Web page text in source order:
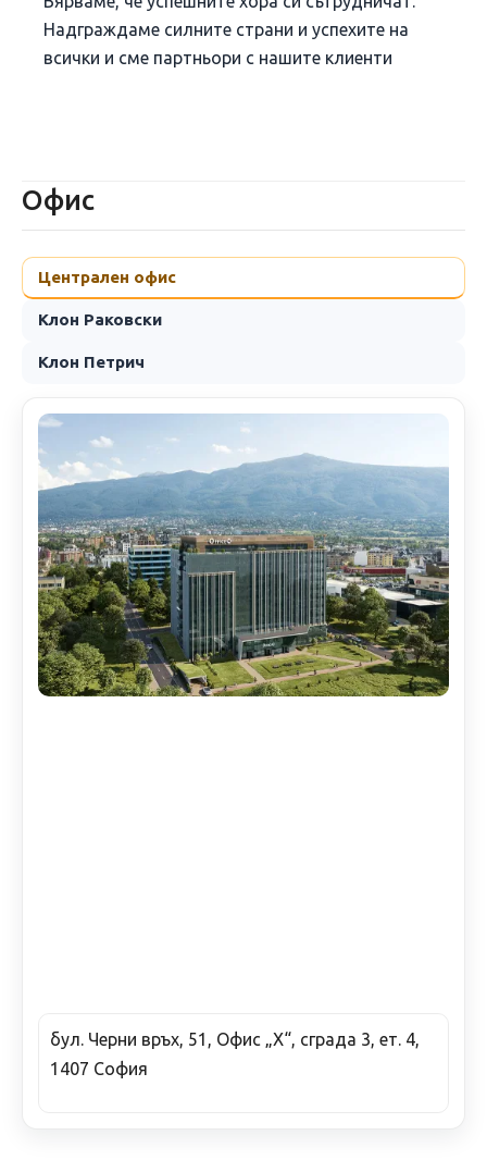
Надграждаме силните страни и успехите на
всички и сме партньори с нашите клиенти
Офис
Централен офис
Клон Раковски
Клон Петрич
бул. Черни връх, 51, Офис „Х“, сграда 3, ет. 4,
1407 София